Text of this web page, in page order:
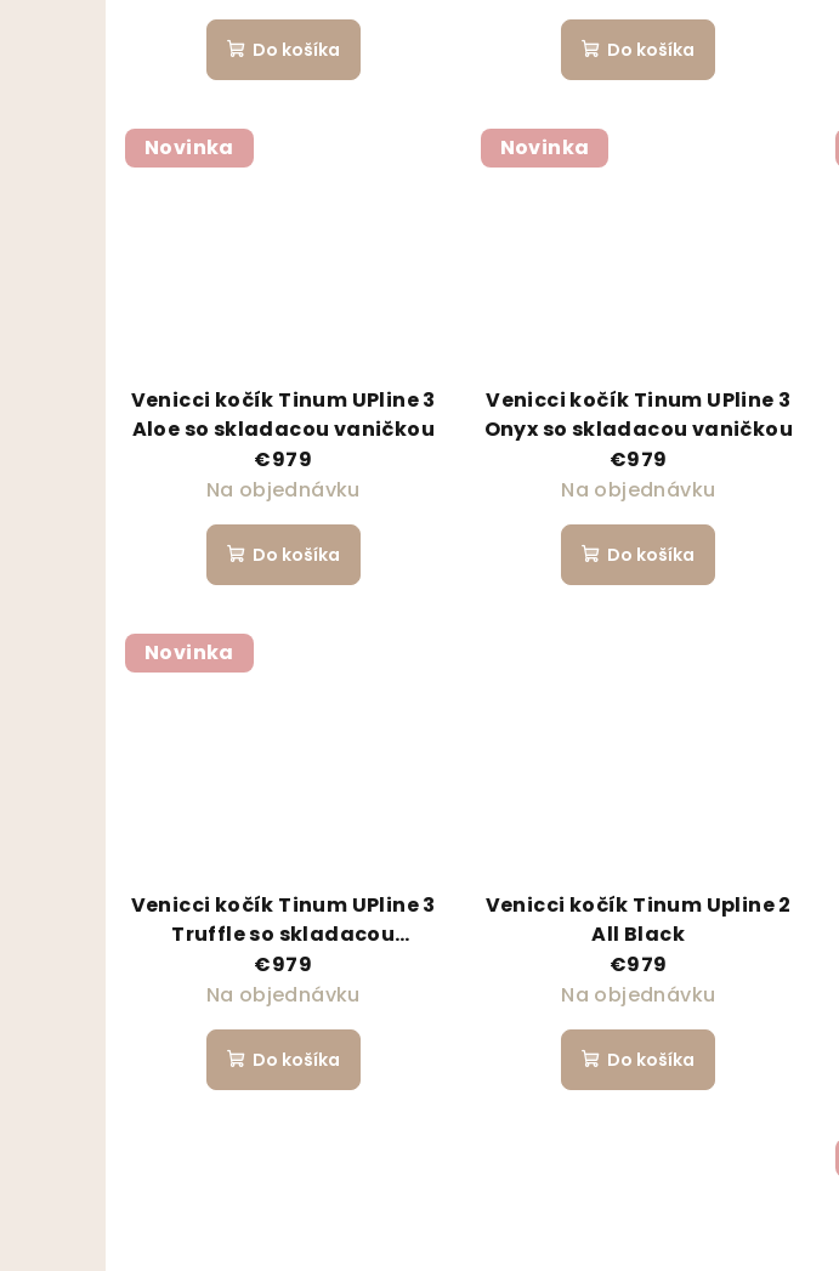
Do košíka Do košíka
Novinka
Venicci kočík Tinum UPline 3
Aloe so skladacou vaničkou
€979
Na objednávku
Do košíka
Novinka
Venicci kočík Tinum UPline 3
Onyx so skladacou vaničkou
€979
Na objednávku
Do košíka
Novinka
Venicci kočík Tinum UPline 3
Truffle so skladacou
vaničkou
€979
Na objednávku
Do košíka
Venicci kočík Tinum Upline 2
All Black
€979
Na objednávku
Do košíka